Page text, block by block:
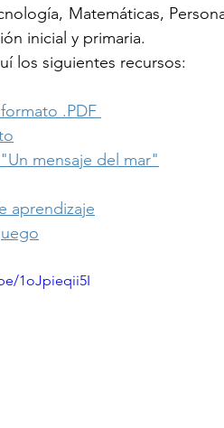
Matemáticas,
inicial y primaria.
los siguientes recursos:​
.PDF
mensaje del mar"
aprendizaje
1oJpieqii5I